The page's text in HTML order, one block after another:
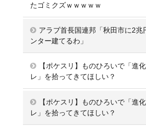
たゴミクズｗｗｗｗｗ
アラブ首長国連邦「秋田市に2兆
ンター建てるわ」
【ポケスリ】ものひろいで「進
レ」を拾ってきてほしい？
【ポケスリ】ものひろいで「進
レ」を拾ってきてほしい？